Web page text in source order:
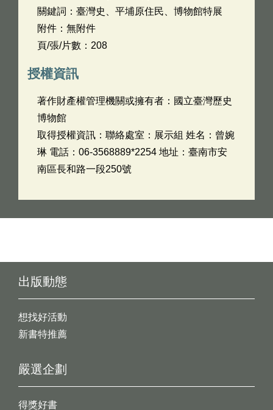
關鍵詞：臺灣史、平埔原住民、博物館特展
附件：無附件
頁/張/片數：208
授權資訊
著作財產權管理機關或擁有者：國立臺灣歷史
博物館
取得授權資訊：聯絡處室：展示組 姓名：曾婉
琳 電話：06-3568889*2254 地址：臺南市安
南區長和路一段250號
出版動態
想找好活動
新書特推薦
嚴選企劃
得獎好書